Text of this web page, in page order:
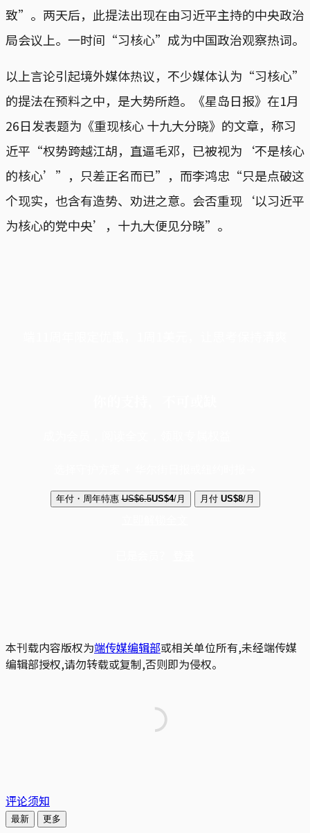
致”。两天后，此提法出现在由习近平主持的中央政治
局会议上。一时间“习核心”成为中国政治观察热词。
以上言论引起境外媒体热议，不少媒体认为“习核心”
的提法在预料之中，是大势所趋。《星岛日报》在1月
26日发表题为《重现核心 十九大分晓》的文章，称习
近平“权势跨越江胡，直逼毛邓，已被视为‘不是核心
的核心’”，只差正名而已”，而李鸿忠“只是点破这
个现实，也含有造势、劝进之意。会否重现‘以习近平
为核心的党中央’，十九大便见分晓”。
年付・周年特惠 US$6.5US$4/月 月付 US$8/月
本刊载内容版权为端传媒编辑部或相关单位所有,未经端传媒
编辑部授权,请勿转载或复制,否则即为侵权。
评论须知
最新 更多